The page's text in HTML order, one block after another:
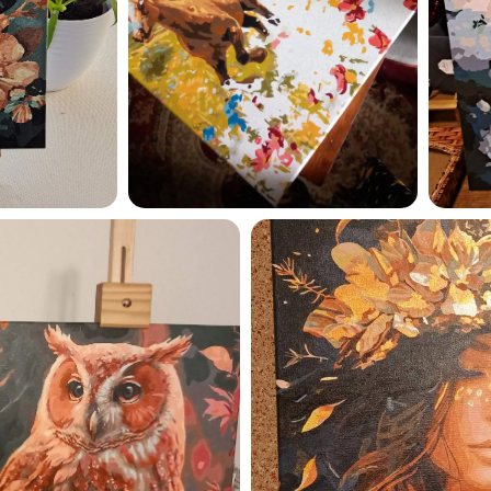
privātuma politiku un
GleznoPats.lvPrivātuma politika
SAŅEMT -10%